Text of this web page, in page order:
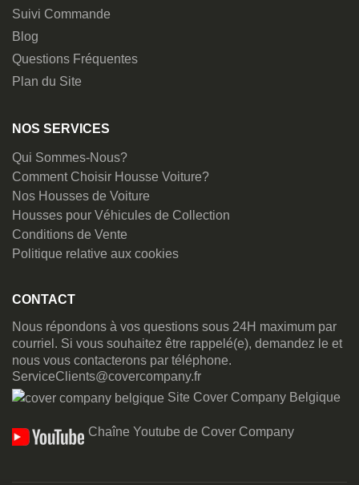
Suivi Commande
Blog
Questions Fréquentes
Plan du Site
NOS SERVICES
Qui Sommes-Nous?
Comment Choisir Housse Voiture?
Nos Housses de Voiture
Housses pour Véhicules de Collection
Conditions de Vente
Politique relative aux cookies
CONTACT
Nous répondons à vos questions sous 24H maximum par
courriel. Si vous souhaitez être rappelé(e), demandez le et
nous vous contacterons par téléphone.
ServiceClients@covercompany.fr
Site Cover Company Belgique
Chaîne Youtube de Cover Company